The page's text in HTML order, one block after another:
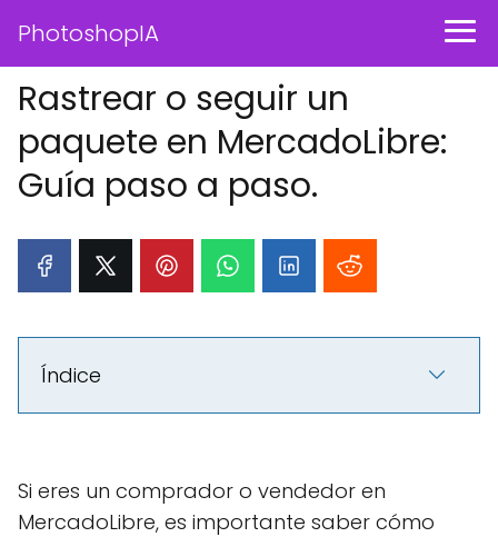
PhotoshopIA
Rastrear o seguir un
paquete en MercadoLibre:
Guía paso a paso.
Índice
Si eres un comprador o vendedor en
MercadoLibre, es importante saber cómo